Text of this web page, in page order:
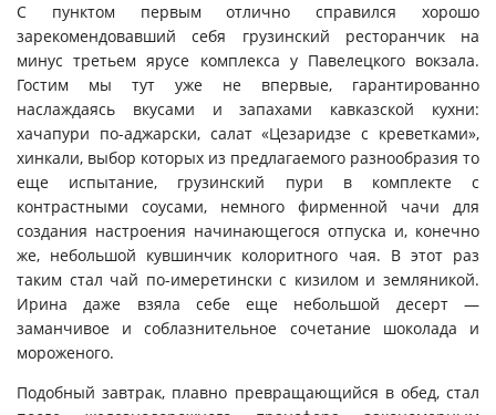
С пунктом первым отлично справился хорошо
зарекомендовавший себя грузинский ресторанчик на
минус третьем ярусе комплекса у Павелецкого вокзала.
Гостим мы тут уже не впервые, гарантированно
наслаждаясь вкусами и запахами кавказской кухни:
хачапури по-аджарски, салат «Цезаридзе с креветками»,
хинкали, выбор которых из предлагаемого разнообразия то
еще испытание, грузинский пури в комплекте с
контрастными соусами, немного фирменной чачи для
создания настроения начинающегося отпуска и, конечно
же, небольшой кувшинчик колоритного чая. В этот раз
таким стал чай по-имеретински с кизилом и земляникой.
Ирина даже взяла себе еще небольшой десерт —
заманчивое и соблазнительное сочетание шоколада и
мороженого.
Подобный завтрак, плавно превращающийся в обед, стал